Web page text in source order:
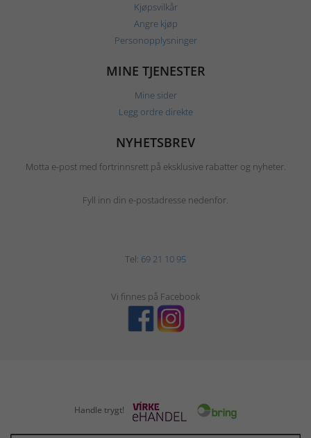
Kjøpsvilkår
Angre kjøp
Personopplysninger
MINE TJENESTER
Mine sider
Legg ordre direkte
NYHETSBREV
Motta e-post med fortrinnsrett på eksklusive rabatter og nyheter.
Fyll inn din e-postadresse nedenfor.
Tel: 69 21 10 95
Vi finnes på Facebook
Handle trygt!